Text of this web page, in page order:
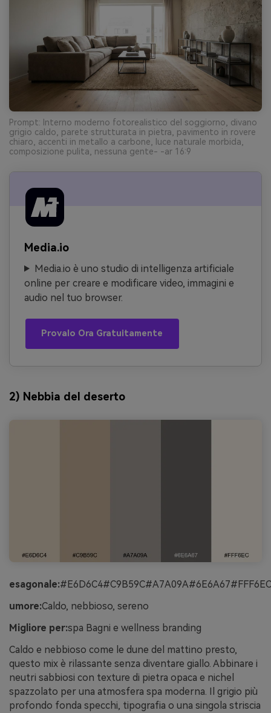
Prompt: Interno moderno fotorealistico del soggiorno, divano
grigio caldo, parete strutturata in pietra, pavimento in rovere
chiaro, accenti in metallo a carbone, luce naturale morbida,
composizione pulita, nessuna gente- -ar 16:9
Media.io
Media.io è uno studio di intelligenza artificiale
online per creare e modificare video, immagini e
audio nel tuo browser.
Provalo Ora Gratuitamente
2) Nebbia del deserto
esagonale:#E6D6C4#C9B59C#A7A09A#6E6A67#FFF6EC
umore:Caldo, nebbioso, sereno
Migliore per:spa Bagni e wellness branding
Caldo e nebbioso come le dune del mattino presto,
questo mix è rilassante senza diventare giallo. Abbinare i
neutri sabbiosi con texture di pietra opaca e nichel
spazzolato per una atmosfera spa moderna. Il grigio più
profondo fonda specchi, tipografia o una singola striscia